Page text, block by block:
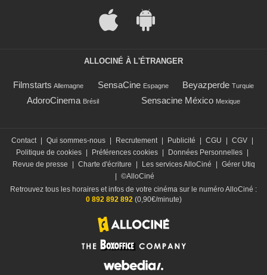
ALLOCINÉ À L'ÉTRANGER
Filmstarts Allemagne SensaCine Espagne Beyazperde Turquie
AdoroCinema Brésil Sensacine México Mexique
Contact Qui sommes-nous Recrutement Publicité CGU CGV
Politique de cookies
Préférences cookies Données Personnelles
Revue de presse
Charte d'écriture Les services AlloCiné
Gérer Utiq
©AlloCiné
Retrouvez tous les horaires et infos de votre cinéma sur le numéro AlloCiné :
0 892 892 892(0,90€/minute)